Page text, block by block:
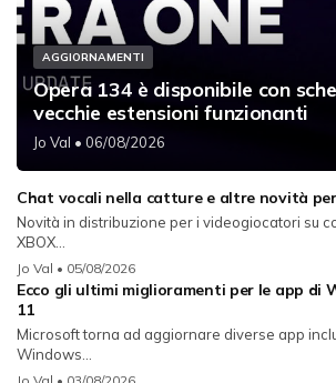
AGGIORNAMENTI
Opera 134 è disponibile con
vecchie estensioni funzionanti
Jo Val • 06/08/2026
Chat vocali nella catture e altre novità
Novità in distribuzione per i videogiocatori su
XBOX...
Jo Val • 05/08/2026
Ecco gli ultimi miglioramenti per le app di
11
Microsoft torna ad aggiornare diverse app
Windows...